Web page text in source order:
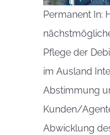
Permanent In:
Pflege der
im Ausland
Abstimmung
Kunden/
Abwicklung